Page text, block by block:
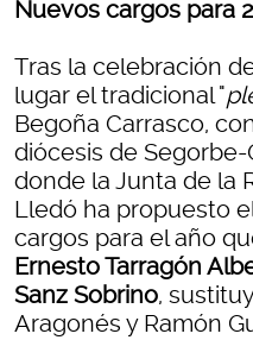
Nuevos cargos para
Tras la celebración
lugar el tradicional "
Begoña Carrasco,
diócesis de
donde la Junta de la
Lledó ha propuesto
cargos para el año
Ernesto Tarragón
Sanz Sobrino,
Aragonés y Ramón